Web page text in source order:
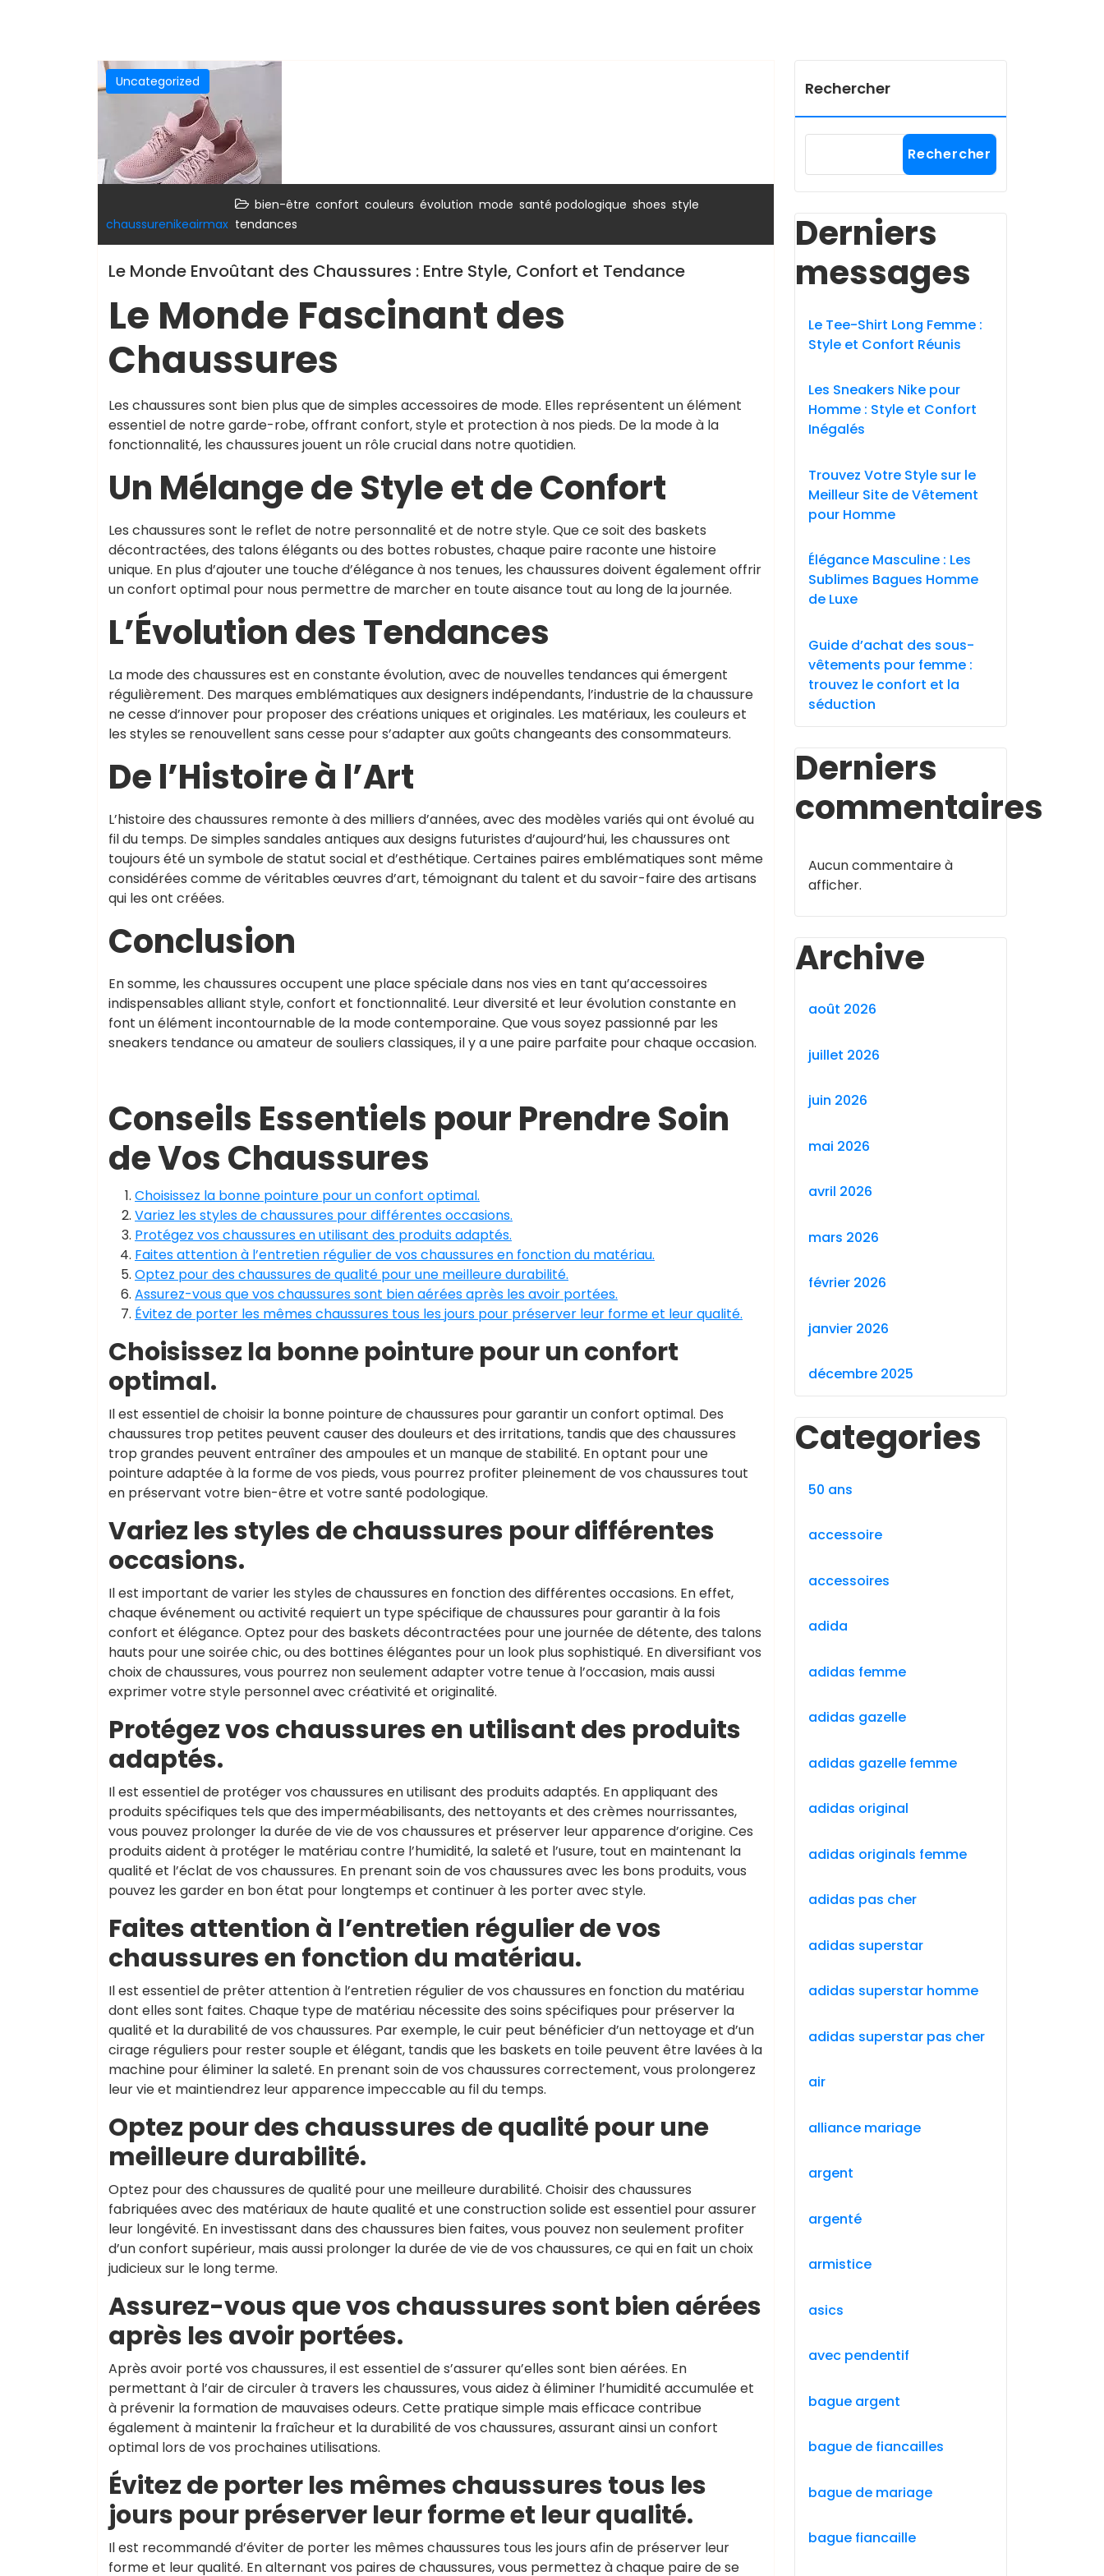
Uncategorized
chaussurenikeairmax
bien-être confort couleurs évolution mode santé podologique shoes style
tendances
Le Monde Envoûtant des Chaussures : Entre Style, Confort et Tendance
Le Monde Fascinant des
Chaussures
Les chaussures sont bien plus que de simples accessoires de mode. Elles représentent un élément
essentiel de notre garde-robe, offrant confort, style et protection à nos pieds. De la mode à la
fonctionnalité, les chaussures jouent un rôle crucial dans notre quotidien.
Un Mélange de Style et de Confort
Les chaussures sont le reflet de notre personnalité et de notre style. Que ce soit des baskets
décontractées, des talons élégants ou des bottes robustes, chaque paire raconte une histoire
unique. En plus d’ajouter une touche d’élégance à nos tenues, les chaussures doivent également offrir
un confort optimal pour nous permettre de marcher en toute aisance tout au long de la journée.
L’Évolution des Tendances
La mode des chaussures est en constante évolution, avec de nouvelles tendances qui émergent
régulièrement. Des marques emblématiques aux designers indépendants, l’industrie de la chaussure
ne cesse d’innover pour proposer des créations uniques et originales. Les matériaux, les couleurs et
les styles se renouvellent sans cesse pour s’adapter aux goûts changeants des consommateurs.
De l’Histoire à l’Art
L’histoire des chaussures remonte à des milliers d’années, avec des modèles variés qui ont évolué au
fil du temps. De simples sandales antiques aux designs futuristes d’aujourd’hui, les chaussures ont
toujours été un symbole de statut social et d’esthétique. Certaines paires emblématiques sont même
considérées comme de véritables œuvres d’art, témoignant du talent et du savoir-faire des artisans
qui les ont créées.
Conclusion
En somme, les chaussures occupent une place spéciale dans nos vies en tant qu’accessoires
indispensables alliant style, confort et fonctionnalité. Leur diversité et leur évolution constante en
font un élément incontournable de la mode contemporaine. Que vous soyez passionné par les
sneakers tendance ou amateur de souliers classiques, il y a une paire parfaite pour chaque occasion.
Conseils Essentiels pour Prendre Soin
de Vos Chaussures
Choisissez la bonne pointure pour un confort optimal.
Variez les styles de chaussures pour différentes occasions.
Protégez vos chaussures en utilisant des produits adaptés.
Faites attention à l’entretien régulier de vos chaussures en fonction du matériau.
Optez pour des chaussures de qualité pour une meilleure durabilité.
Assurez-vous que vos chaussures sont bien aérées après les avoir portées.
Évitez de porter les mêmes chaussures tous les jours pour préserver leur forme et leur qualité.
Choisissez la bonne pointure pour un confort
optimal.
Il est essentiel de choisir la bonne pointure de chaussures pour garantir un confort optimal. Des
chaussures trop petites peuvent causer des douleurs et des irritations, tandis que des chaussures
trop grandes peuvent entraîner des ampoules et un manque de stabilité. En optant pour une
pointure adaptée à la forme de vos pieds, vous pourrez profiter pleinement de vos chaussures tout
en préservant votre bien-être et votre santé podologique.
Variez les styles de chaussures pour différentes
occasions.
Il est important de varier les styles de chaussures en fonction des différentes occasions. En effet,
chaque événement ou activité requiert un type spécifique de chaussures pour garantir à la fois
confort et élégance. Optez pour des baskets décontractées pour une journée de détente, des talons
hauts pour une soirée chic, ou des bottines élégantes pour un look plus sophistiqué. En diversifiant vos
choix de chaussures, vous pourrez non seulement adapter votre tenue à l’occasion, mais aussi
exprimer votre style personnel avec créativité et originalité.
Protégez vos chaussures en utilisant des produits
adaptés.
Il est essentiel de protéger vos chaussures en utilisant des produits adaptés. En appliquant des
produits spécifiques tels que des imperméabilisants, des nettoyants et des crèmes nourrissantes,
vous pouvez prolonger la durée de vie de vos chaussures et préserver leur apparence d’origine. Ces
produits aident à protéger le matériau contre l’humidité, la saleté et l’usure, tout en maintenant la
qualité et l’éclat de vos chaussures. En prenant soin de vos chaussures avec les bons produits, vous
pouvez les garder en bon état pour longtemps et continuer à les porter avec style.
Faites attention à l’entretien régulier de vos
chaussures en fonction du matériau.
Il est essentiel de prêter attention à l’entretien régulier de vos chaussures en fonction du matériau
dont elles sont faites. Chaque type de matériau nécessite des soins spécifiques pour préserver la
qualité et la durabilité de vos chaussures. Par exemple, le cuir peut bénéficier d’un nettoyage et d’un
cirage réguliers pour rester souple et élégant, tandis que les baskets en toile peuvent être lavées à la
machine pour éliminer la saleté. En prenant soin de vos chaussures correctement, vous prolongerez
leur vie et maintiendrez leur apparence impeccable au fil du temps.
Optez pour des chaussures de qualité pour une
meilleure durabilité.
Optez pour des chaussures de qualité pour une meilleure durabilité. Choisir des chaussures
fabriquées avec des matériaux de haute qualité et une construction solide est essentiel pour assurer
leur longévité. En investissant dans des chaussures bien faites, vous pouvez non seulement profiter
d’un confort supérieur, mais aussi prolonger la durée de vie de vos chaussures, ce qui en fait un choix
judicieux sur le long terme.
Assurez-vous que vos chaussures sont bien aérées
après les avoir portées.
Après avoir porté vos chaussures, il est essentiel de s’assurer qu’elles sont bien aérées. En
permettant à l’air de circuler à travers les chaussures, vous aidez à éliminer l’humidité accumulée et
à prévenir la formation de mauvaises odeurs. Cette pratique simple mais efficace contribue
également à maintenir la fraîcheur et la durabilité de vos chaussures, assurant ainsi un confort
optimal lors de vos prochaines utilisations.
Évitez de porter les mêmes chaussures tous les
jours pour préserver leur forme et leur qualité.
Il est recommandé d’éviter de porter les mêmes chaussures tous les jours afin de préserver leur
forme et leur qualité. En alternant vos paires de chaussures, vous permettez à chaque paire de se
Rechercher
Rechercher
Derniers
messages
Le Tee-Shirt Long Femme :
Style et Confort Réunis
Les Sneakers Nike pour
Homme : Style et Confort
Inégalés
Trouvez Votre Style sur le
Meilleur Site de Vêtement
pour Homme
Élégance Masculine : Les
Sublimes Bagues Homme
de Luxe
Guide d’achat des sous-
vêtements pour femme :
trouvez le confort et la
séduction
Derniers
commentaires
Aucun commentaire à
afficher.
Archive
août 2026
juillet 2026
juin 2026
mai 2026
avril 2026
mars 2026
février 2026
janvier 2026
décembre 2025
Categories
50 ans
accessoire
accessoires
adida
adidas femme
adidas gazelle
adidas gazelle femme
adidas original
adidas originals femme
adidas pas cher
adidas superstar
adidas superstar homme
adidas superstar pas cher
air
alliance mariage
argent
argenté
armistice
asics
avec pendentif
bague argent
bague de fiancailles
bague de mariage
bague fiancaille